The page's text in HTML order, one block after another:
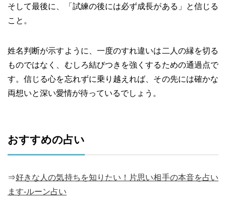
そして最後に、「試練の後には必ず成長がある」と信じる
こと。
姓名判断が示すように、一度のすれ違いは二人の縁を切る
ものではなく、むしろ結びつきを強くするための通過点で
す。信じる心を忘れずに乗り越えれば、その先には確かな
両想いと深い愛情が待っているでしょう。
おすすめの占い
⇒好きな人の気持ちを知りたい！片思い相手の本音を占い
ます-ルーン占い